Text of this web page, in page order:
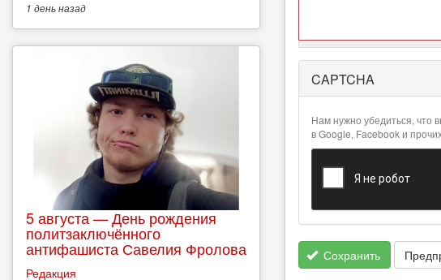
информация
CAPTCHA
Нам нужно убедиться, что
в Google, Facebook и
Сохранить
1 деньназад
5 августа — День рождения
политзаключённого
антифашиста Савелия Фролова
Редакция